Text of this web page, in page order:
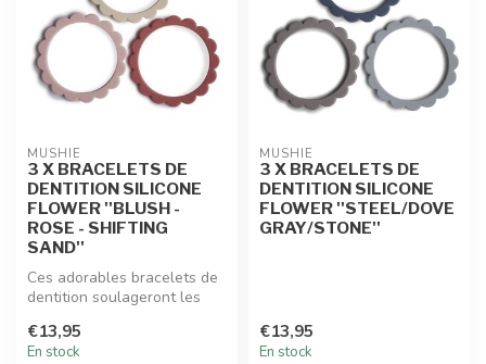
MUSHIE
3 X BRACELETS DE
DENTITION SILICONE
FLOWER ''BLUSH -
ROSE - SHIFTING
SAND''
Ces adorables bracelets de
dentition soulageront les
b...
€13,95
En stock
MUSHIE
3 X BRACELETS DE
DENTITION SILICONE
FLOWER ''STEEL/DOVE
GRAY/STONE''
€13,95
En stock